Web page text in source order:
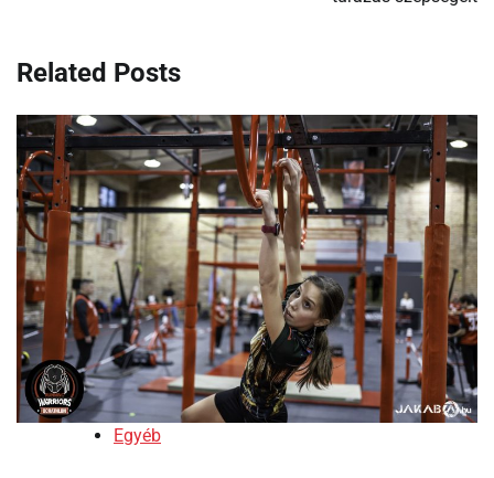
Related Posts
Egyéb